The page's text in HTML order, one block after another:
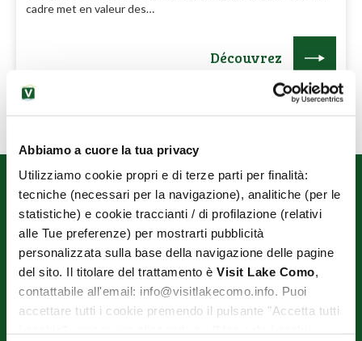
Abbiamo a cuore la tua privacy
Utilizziamo cookie propri e di terze parti per finalità:
tecniche (necessari per la navigazione), analitiche (per le
statistiche) e cookie traccianti / di profilazione (relativi
alle Tue preferenze) per mostrarti pubblicità
personalizzata sulla base della navigazione delle pagine
del sito. Il titolare del trattamento è Visit Lake Como,
contattabile all'email: info@visitlakecomo.info. Puoi
accettare tutti i cookie premendo il pulsante "Accetta tutti
cadre met en valeur des…
Découvrez
OPERATORI TURISTICI DI VARENNA E PERLEDO ENTE DEL
TERZO SETTORE
Via Imbarcadero, 1 - 23829 Varenna (LC)